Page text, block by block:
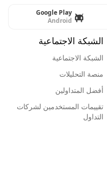
Google Play
Android
الشبكة الاجتماعية
الشبكة الاجتماعية
منصة التحليلات
أفضل المتداولين
تقييمات المستخدمين لشركات
التداول